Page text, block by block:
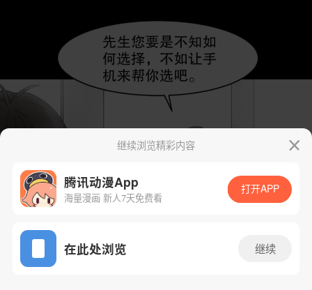
App免费看
继续浏览精彩内容
腾讯动漫App
海量漫画 新人7天免费看
打开APP
在此处浏览 继续